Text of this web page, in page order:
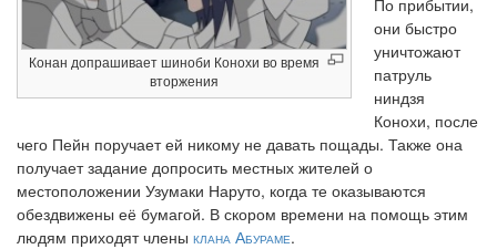
Конан допрашивает шиноби Конохи во время
вторжения
они быстро
уничтожают
патруль
ниндзя
Конохи, после
чего Пейн поручает ей никому не давать пощады. Также она
получает задание допросить местных жителей о
местоположении Узумаки Наруто, когда те оказываются
обездвижены её бумагой. В скором времени на помощь этим
людям приходят члены клана Абураме.